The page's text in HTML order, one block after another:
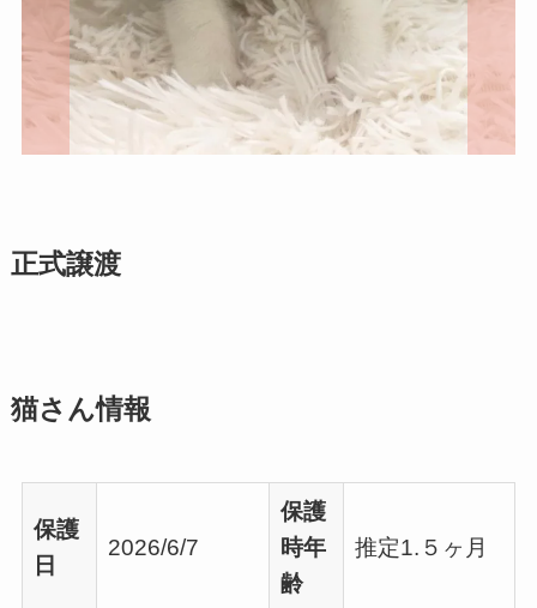
正式譲渡
猫さん情報
保護
日
2026/6/7
保護
時年
齢
推定1.５ヶ月